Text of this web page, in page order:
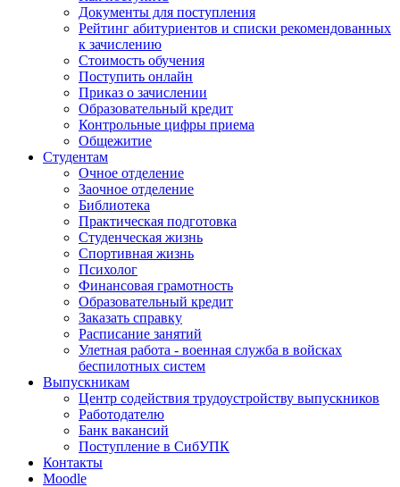
Документы для поступления
Рейтинг абитуриентов и списки рекомендованных
к зачислению
Стоимость обучения
Поступить онлайн
Приказ о зачислении
Образовательный кредит
Контрольные цифры приема
Общежитие
Студентам
Очное отделение
Заочное отделение
Библиотека
Практическая подготовка
Студенческая жизнь
Спортивная жизнь
Психолог
Финансовая грамотность
Образовательный кредит
Заказать справку
Расписание занятий
Улетная работа - военная служба в войсках
беспилотных систем
Выпускникам
Центр содействия трудоустройству выпускников
Работодателю
Банк вакансий
Поступление в СибУПК
Контакты
Moodle